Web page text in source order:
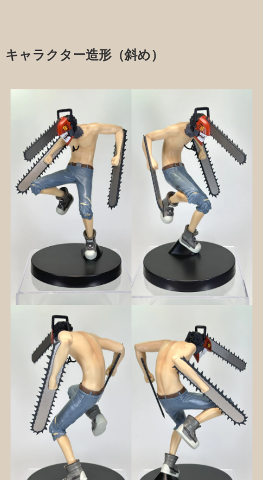
キャラクター造形（斜め）